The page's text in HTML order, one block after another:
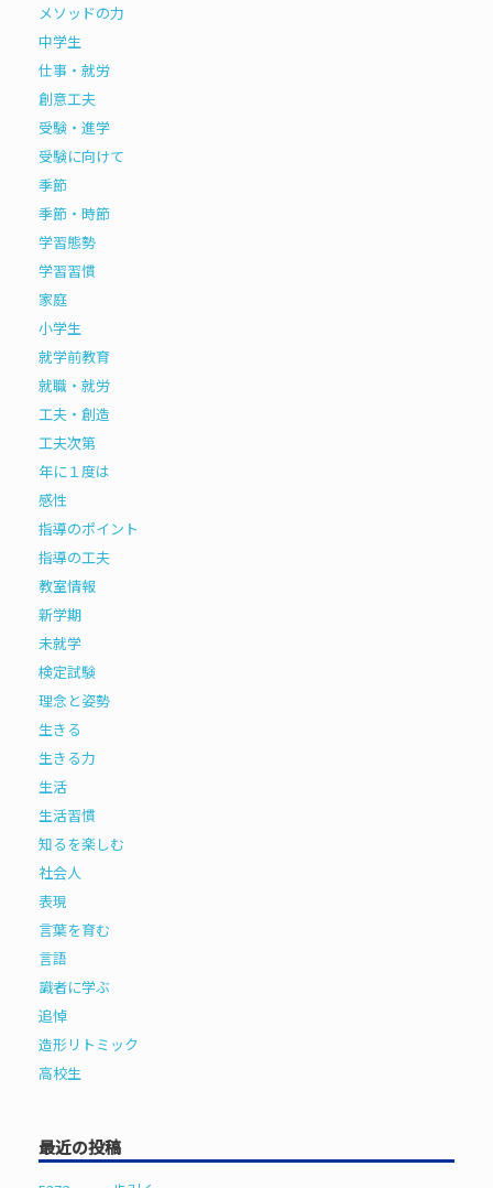
メソッドの力
中学生
仕事・就労
創意工夫
受験・進学
受験に向けて
季節
季節・時節
学習態勢
学習習慣
家庭
小学生
就学前教育
就職・就労
工夫・創造
工夫次第
年に１度は
感性
指導のポイント
指導の工夫
教室情報
新学期
未就学
検定試験
理念と姿勢
生きる
生きる力
生活
生活習慣
知るを楽しむ
社会人
表現
言葉を育む
言語
識者に学ぶ
追悼
造形リトミック
高校生
最近の投稿